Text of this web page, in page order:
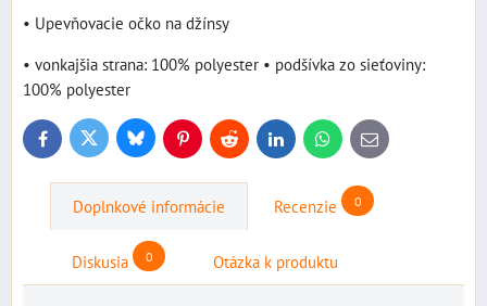
• Upevňovacie očko na džínsy
• vonkajšia strana: 100% polyester • podšívka zo sieťoviny:
100% polyester
FacebookTwitter BlueskyPinterestReddit LinkedInWhatsApp
E-
mail
Doplnkové informácie Recenzie 0
Diskusia 0 Otázka k produktu